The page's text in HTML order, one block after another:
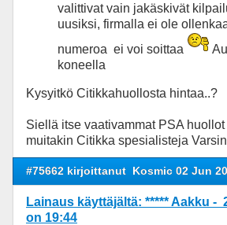
valittivat vain jakäskivät
uusiksi, firmalla ei ole
numeroa ei voi soittaa
koneella
Kysyitkö Citikkahuollosta hintaa..?
Siellä itse vaativammat PSA
muitakin Citikka spesialisteja
#75662 kirjoittanut Kosmic 02 Jun
Lainaus käyttäjältä: ***** Aakku
on 19:44